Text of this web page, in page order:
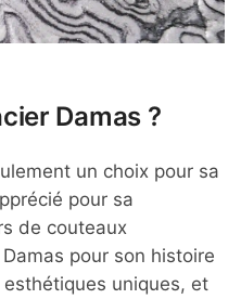
Damas ?
un choix pour sa
pour sa
de couteaux
pour son histoire
uniques, et